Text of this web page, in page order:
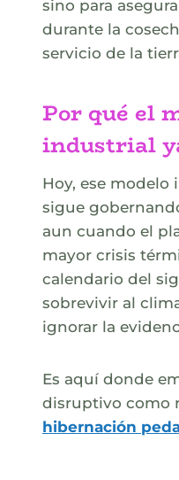
sino para
durante la
servicio de la
Por qué el
industrial
Hoy, ese modelo
sigue
aun cuando el
mayor crisis
calendario del
sobrevivir al
ignorar la
Es aquí donde
disruptivo como
hibernación